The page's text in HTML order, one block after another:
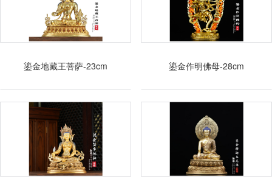
鎏金地藏王菩萨-23cm 鎏金作明佛母-28cm